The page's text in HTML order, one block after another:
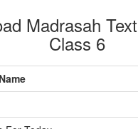
Madrasah
Class 6